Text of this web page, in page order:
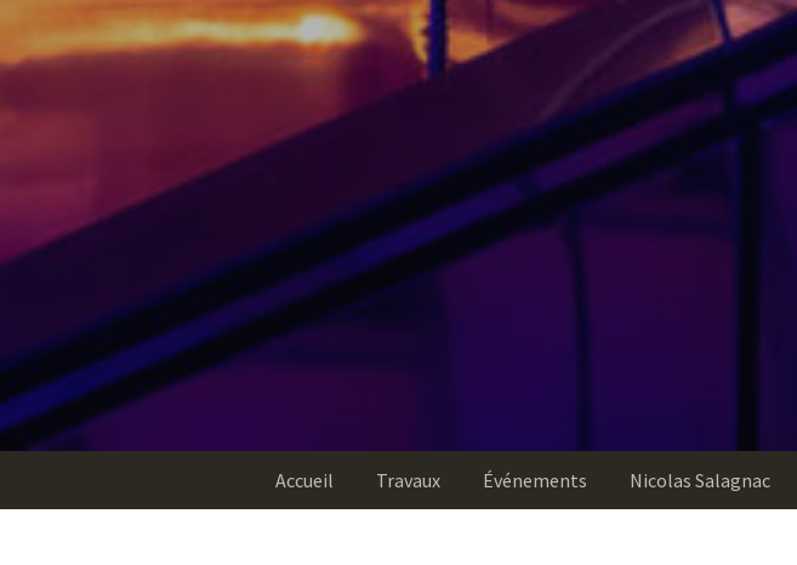
Accueil Travaux Événements Nicolas Salagnac